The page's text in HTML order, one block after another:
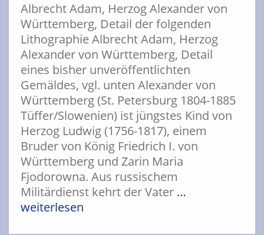
Albrecht Adam, Herzog Alexander von
Württemberg, Detail der folgenden
Lithographie Albrecht Adam, Herzog
Alexander von Württemberg, Detail
eines bisher unveröffentlichten
Gemäldes, vgl. unten Alexander von
Württemberg (St. Petersburg 1804-1885
Tüffer/Slowenien) ist jüngstes Kind von
Herzog Ludwig (1756-1817), einem
Bruder von König Friedrich I. von
Württemberg und Zarin Maria
Fjodorowna. Aus russischem
Militärdienst kehrt der Vater …
weiterlesen